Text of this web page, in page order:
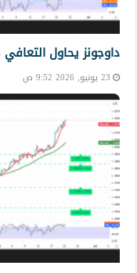
داوجونز يحاول التعافي 23-6-2026
23 يونيو, 2026 9:52 ص